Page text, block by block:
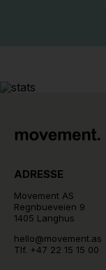
ADRESSE
Movement AS
Regnbueveien 9
1405 Langhus
hello@movement.as
Tlf. +47 22 15 15 00